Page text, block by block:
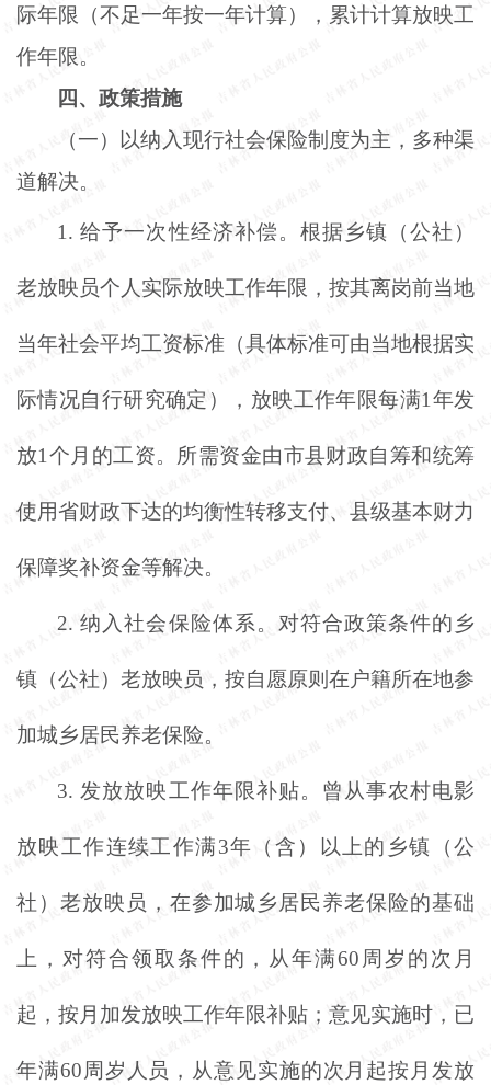
际年限（不足一年按一年计算），累计计算放映工
作年限。
四、政策措施
（一）以纳入现行社会保险制度为主，多种渠
道解决。
1. 给予一次性经济补偿。根据乡镇（公社）
老放映员个人实际放映工作年限，按其离岗前当地
当年社会平均工资标准（具体标准可由当地根据实
际情况自行研究确定），放映工作年限每满1年发
放1个月的工资。所需资金由市县财政自筹和统筹
使用省财政下达的均衡性转移支付、县级基本财力
保障奖补资金等解决。
2. 纳入社会保险体系。对符合政策条件的乡
镇（公社）老放映员，按自愿原则在户籍所在地参
加城乡居民养老保险。
3. 发放放映工作年限补贴。曾从事农村电影
放映工作连续工作满3年（含）以上的乡镇（公
社）老放映员，在参加城乡居民养老保险的基础
上，对符合领取条件的，从年满60周岁的次月
起，按月加发放映工作年限补贴；意见实施时，已
年满60周岁人员，从意见实施的次月起按月发放